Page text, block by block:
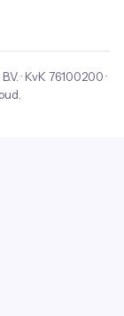
· KvK 76100200 ·